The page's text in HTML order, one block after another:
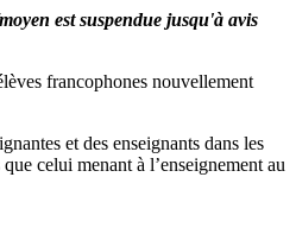
est suspendue jusqu'à avis
francophones nouvellement
et des enseignants dans les
celui menant à l’enseignement au